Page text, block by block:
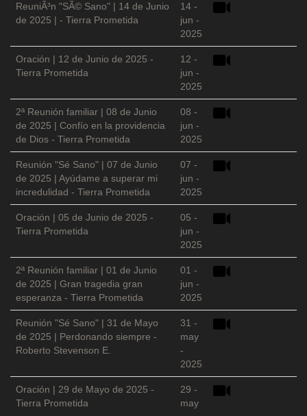
ReuniÃ³n "SÃ© Sano" | 14 de Junio
de 2025 | - Tierra Prometida
14 -
jun -
2025
Oración | 12 de Junio de 2025 -
Tierra Prometida
12 -
jun -
2025
2ª Reunión familiar | 08 de Junio
de 2025 | Confío en la providencia
de Dios - Tierra Prometida
08 -
jun -
2025
Reunión "Sé Sano" | 07 de Junio
de 2025 | Ayúdame a superar mi
incredulidad - Tierra Prometida
07 -
jun -
2025
Oración | 05 de Junio de 2025 -
Tierra Prometida
05 -
jun -
2025
2ª Reunión familiar | 01 de Junio
de 2025 | Gran tragedia gran
esperanza - Tierra Prometida
01 -
jun -
2025
Reunión "Sé Sano" | 31 de Mayo
de 2025 | Perdonando siempre -
Roberto Stevenson E.
31 -
may
-
2025
Oración | 29 de Mayo de 2025 -
Tierra Prometida
29 -
may